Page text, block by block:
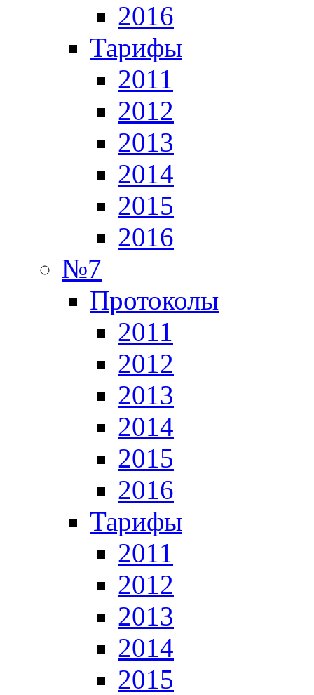
2016
Тарифы
2011
2012
2013
2014
2015
2016
№7
Протоколы
2011
2012
2013
2014
2015
2016
Тарифы
2011
2012
2013
2014
2015